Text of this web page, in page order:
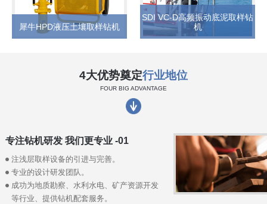
犀牛HPD液压土壤取样钻机
SDI VC-D高频振动底泥取样钻
机
4大优势奠定行业地位
FOUR BIG ADVANTAGE
专注钻机研发 我们更专业 -01
注浅层取样设备的引进与完善。
专业的设计研发团队。
成功为地质勘察、水利水电、矿产资源开发
等行业、提供钻机配套服务。